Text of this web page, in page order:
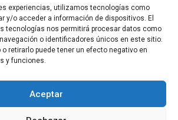
experiencias, utilizamos tecnologías como
y/o acceder a información de dispositivos. El
tecnologías nos permitirá procesar datos como
o identificadores únicos en este sitio.
retirarlo puede tener un efecto negativo en
y funciones.
Aceptar
SEMLEX EUROPE S.A.
Avenue Brugmann 384
BE 0465.959.690